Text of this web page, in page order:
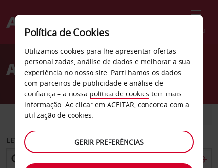
Menu
Welcome
AvisAluguer de carros Voss
CARRO
LEVANTAR EM
Política de Cookies
Utilizamos cookies para lhe apresentar ofertas
personalizadas, análise de dados e melhorar a sua
experiência no nosso site. Partilhamos os dados
com parceiros de publicidade e análise de
confiança – a nossa política de cookies tem mais
informação. Ao clicar em ACEITAR, concorda com a
utilização de cookies.
GERIR PREFERÊNCIAS